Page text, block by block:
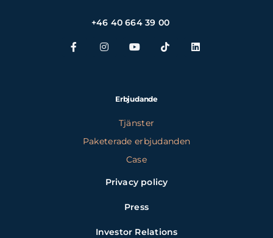
+46 40 664 39 00
Erbjudande
Tjänster
Paketerade erbjudanden
Case
Privacy policy
Press
Investor Relations